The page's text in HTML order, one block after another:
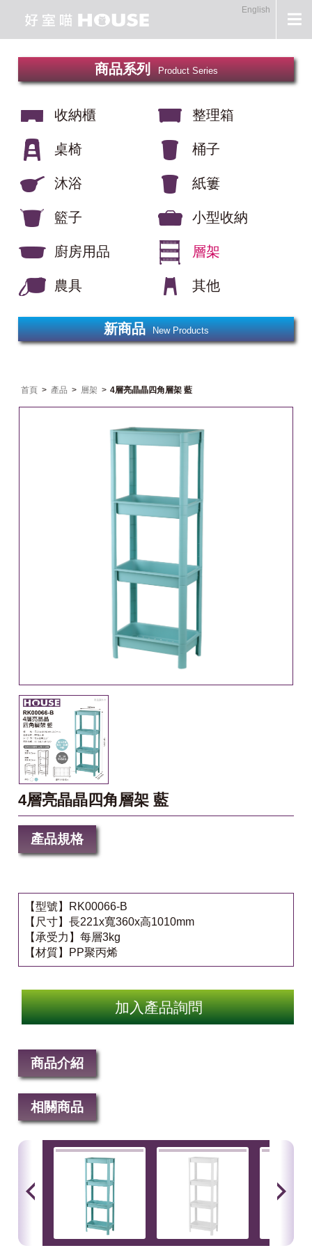
English
商品系列 Product Series
收納櫃 整理箱
桌椅 桶子
沐浴 紙簍
籃子 小型收納
廚房用品 層架
農具 其他
新商品 New Products
首頁 > 產品 > 層架 > 4層亮晶晶四角層架 藍
4層亮晶晶四角層架 藍
產品規格
【型號】RK00066-B
【尺寸】長221x寬360x高1010mm
【承受力】每層3kg
【材質】PP聚丙烯
加入產品詢問
商品介紹
相關商品